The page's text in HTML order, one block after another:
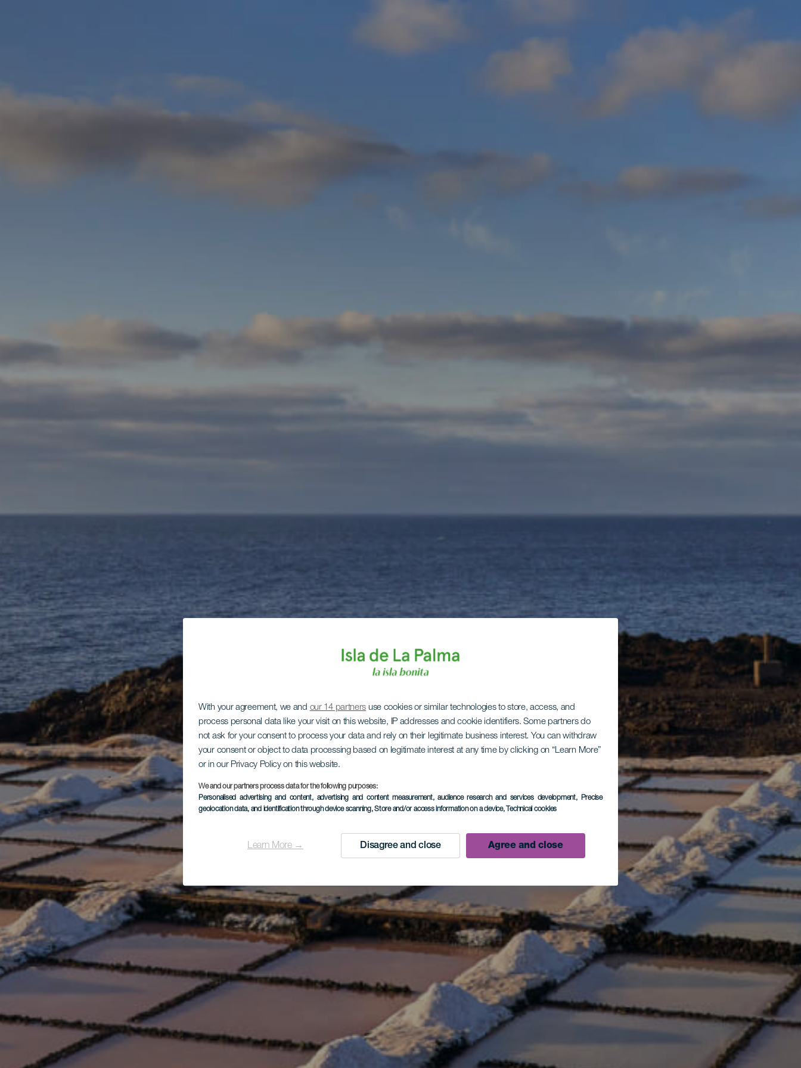
With your agreement, we and our 14 partners use cookies or similar technologies to store, access, and
process personal data like your visit on this website, IP addresses and cookie identifiers. Some partners do
not ask for your consent to process your data and rely on their legitimate business interest. You can withdraw
your consent or object to data processing based on legitimate interest at any time by clicking on “Learn More”
or in our Privacy Policy on this website.
We and our partners process data for the following purposes:
Personalised advertising and content, advertising and content measurement, audience research and services development, Precise
geolocation data, and identification through device scanning, Store and/or access information on a device, Technical cookies
Learn More → Disagree and close Agree and close